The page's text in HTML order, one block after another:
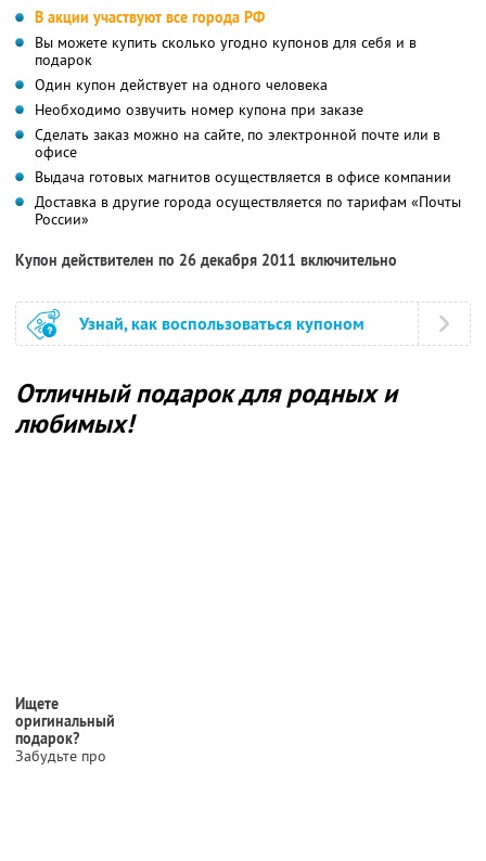
В акции участвуют все города РФ
Вы можете купить сколько угодно купонов для себя и в
подарок
Один купон действует на одного человека
Необходимо озвучить номер купона при заказе
Сделать заказ можно на сайте, по электронной почте или в
офисе
Выдача готовых магнитов осуществляется в офисе компании
Доставка в другие города осуществляется по тарифам «Почты
России»
Купон действителен по 26 декабря 2011 включительно
Узнай, как воспользоваться купоном
Отличный подарок для родных и
любимых!
Ищете
оригинальный
подарок?
Забудьте про